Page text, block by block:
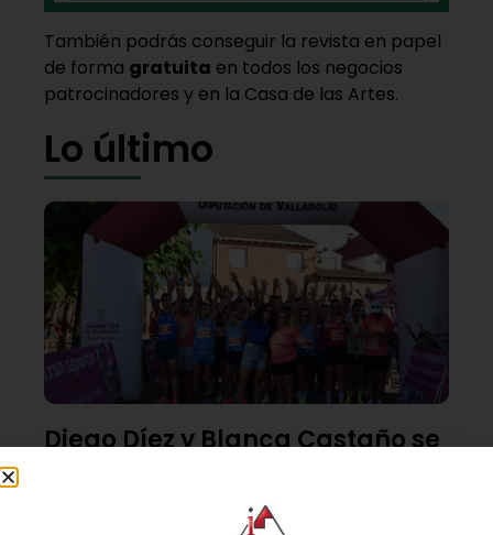
También podrás conseguir la revista en papel
de forma gratuita en todos los negocios
patrocinadores y en la Casa de las Artes.
Lo último
Diego Díez y Blanca Castaño se
Popular de Viana